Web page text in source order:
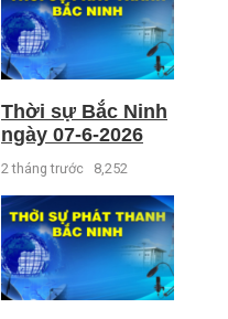
Thời sự Bắc Ninh
ngày 07-6-2026
2 tháng trước 8,252